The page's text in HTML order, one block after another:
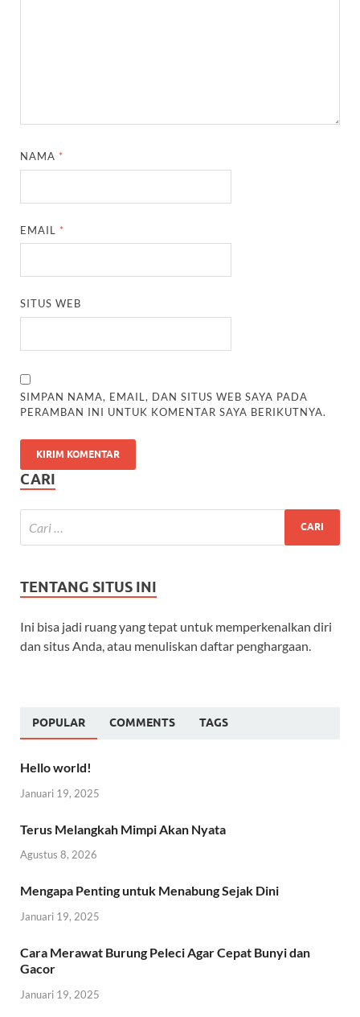
NAMA *
EMAIL *
SITUS WEB
SIMPAN NAMA, EMAIL, DAN SITUS WEB SAYA PADA
PERAMBAN INI UNTUK KOMENTAR SAYA BERIKUTNYA.
CARI
TENTANG SITUS INI
Ini bisa jadi ruang yang tepat untuk memperkenalkan diri
dan situs Anda, atau menuliskan daftar penghargaan.
POPULAR COMMENTS TAGS
Hello world!
Januari 19, 2025
Terus Melangkah Mimpi Akan Nyata
Agustus 8, 2026
Mengapa Penting untuk Menabung Sejak Dini
Januari 19, 2025
Cara Merawat Burung Peleci Agar Cepat Bunyi dan
Gacor
Januari 19, 2025